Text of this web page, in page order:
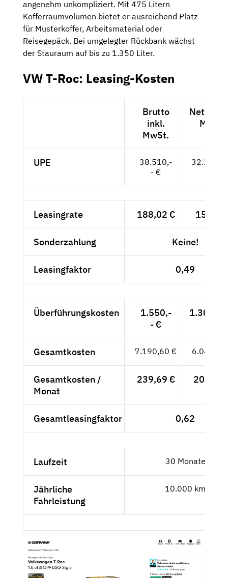
angenehm unkompliziert. Mit 475 Litern
Kofferraumvolumen bietet er ausreichend Platz
für Musterkoffer, Arbeitsmaterial oder
Reisegepäck. Bei umgelegter Rückbank wächst
der Stauraum auf bis zu 1.350 Liter.
VW T-Roc: Leasing-Kosten
Brutto
inkl.
MwSt.
Netto
MwSt.
UPE
38.510,-
- €
Leasingrate 188,02 € 158,--
Sonderzahlung Keine!
Leasingfaktor 0,49
Überführungskosten
1.550,-
- €
Gesamtkosten 7.190,60 € 6.042,52
Gesamtkosten /
Monat
239,69 € 201,42
Gesamtleasingfaktor 0,62
Laufzeit 30 Monate
Jährliche
Fahrleistung
10.000 km